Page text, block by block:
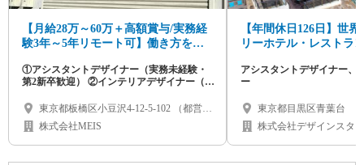
【月給28万～60万＋高額賞与/実務経
験3年～5年リモート可】働き方を自
間デザイナー募集
①アシスタントデザイナー（実務未経験・
第2新卒歓迎） ②インテリアデザイナー（即
東京都板橋区小豆沢4-12-5-102 （都営三
田線「志村坂上駅」徒歩10分） ※即戦
株式会社MEIS
【年間休日126日】世
リーホテル・レストラ
アシスタントデザイナー、
ー
東京都目黒区青葉台
株式会社デザインスタ